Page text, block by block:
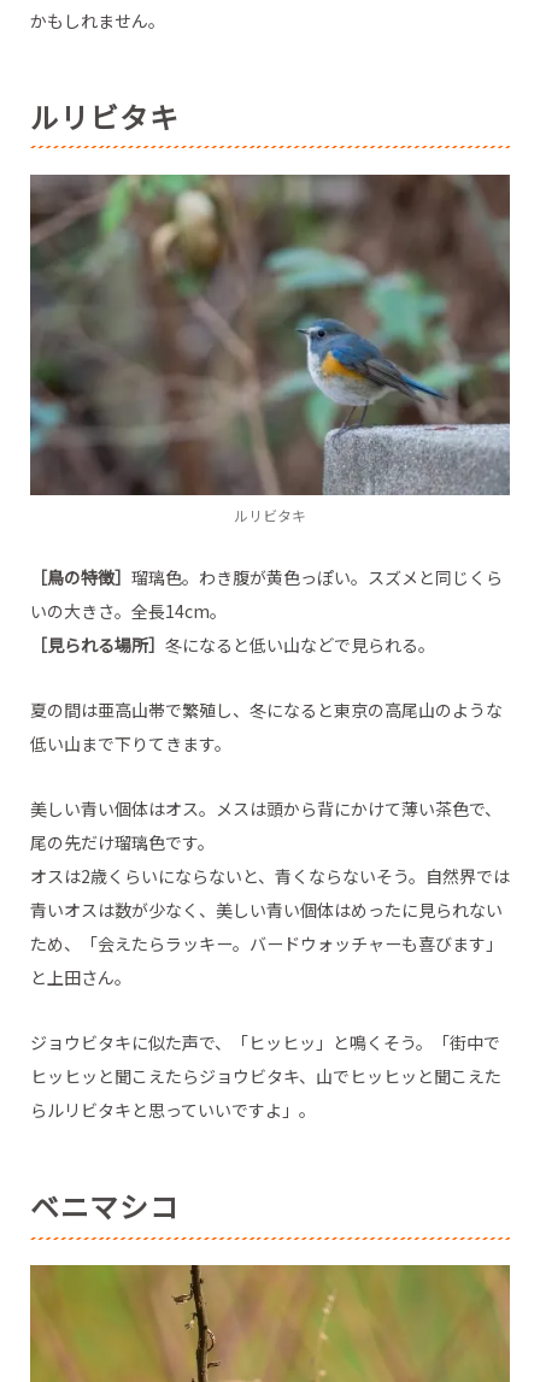
かもしれません。
ルリビタキ
ルリビタキ
［鳥の特徴］ 瑠璃色。わき腹が黄色っぽい。スズメと同じくら
いの大きさ。全長14cm。
［見られる場所］ 冬になると低い山などで見られる。
夏の間は亜高山帯で繁殖し、冬になると東京の高尾山のような
低い山まで下りてきます。
美しい青い個体はオス。メスは頭から背にかけて薄い茶色で、
尾の先だけ瑠璃色です。
オスは2歳くらいにならないと、青くならないそう。自然界では
青いオスは数が少なく、美しい青い個体はめったに見られない
ため、「会えたらラッキー。バードウォッチャーも喜びます」
と上田さん。
ジョウビタキに似た声で、「ヒッヒッ」と鳴くそう。「街中で
ヒッヒッと聞こえたらジョウビタキ、山でヒッヒッと聞こえた
らルリビタキと思っていいですよ」。
ベニマシコ